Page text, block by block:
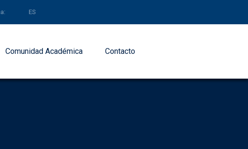
ES
Comunidad Académica Contacto